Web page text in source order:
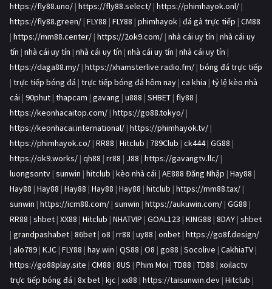
https://fly88.uno/ | https://fly88.select/ | https://phimhayok.onl/ |
https://fly88.green/ | FLY88 | FLY88 | phimhayok | đá gà trực tiếp | CM88
| https://mm88.center/ | https://2ok9.com/ | nhà cái uy tín | nhà cái uy
tín | nhà cái uy tín | nhà cái uy tín | nhà cái uy tín | nhà cái uy tín |
https://daga88.my/ | https://xhamsterlive.radio.fm/ | bóng đá trực tiếp
| trực tiếp bóng đá | trực tiếp bóng đá hôm nay | ca khia | tỷ lệ kèo nhà
cái | 90phut | thapcam | gavang | u888 | SHBET | fly88 |
https://keonhacaitop.com/ | https://go88.tokyo/ |
https://keonhacai.international/ | https://phimhayok.tv/ |
https://phimhayok.co/ | RR88 | Hitclub | 789Club | ck444| GG88 |
https://ok9.works/ | qh88 | rr88 | J88 | https://gavangtv.llc/ |
luongsontv | sunwin | hitclub | kèo nhà cái | AE888 Đăng Nhập | Hay88 |
Hay88 | Hay88 | Hay88 | Hay88 | Hay88 | hitclub | https://mm88.tax/ |
sunwin | https://icm88.com/ | sunwin | https://aukuwin.com/ | GG88 |
RR88 | shbet | XX88 | Hitclub | NHATVIP | GOAL123 | KING88 | 8DAY | shbet
| grandpashabet | 86bet | o8 | rr88 | uy88 | onbet | https://go8f.design/
| alo789 | KJC | FLY88 | hay.win | QS88 | O8 | go88 | Socolive | CakhiaTV |
https://go88play.site | CM88 | 8US | Phim Moi | TD88 | TD88 | xoilactv
trực tiếp bóng đá | 8x bet | kjc | xx88 | https://taisunwin.dev | Hitclub |